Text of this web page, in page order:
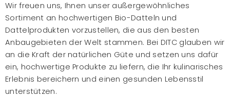
Wir freuen uns, Ihnen unser außergewöhnliches
Sortiment an hochwertigen Bio-Datteln und
Dattelprodukten vorzustellen, die aus den besten
Anbaugebieten der Welt stammen. Bei DITC glauben wir
an die Kraft der natürlichen Güte und setzen uns dafür
ein, hochwertige Produkte zu liefern, die Ihr kulinarisches
Erlebnis bereichern und einen gesunden Lebensstil
unterstützen.